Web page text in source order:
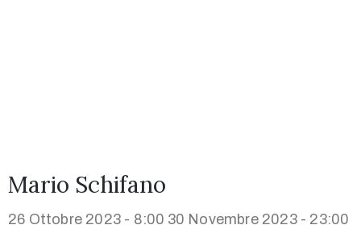
Mario Schifano
26 Ottobre 2023 - 8:00 30 Novembre 2023 - 23:00